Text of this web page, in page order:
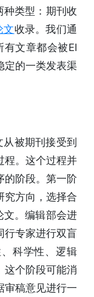
种类型：期刊收
文收录。我们通
有文章都会被EI
定的一类发表渠
从被期刊接受到
程。这个过程并
的阶段。第一阶
究方向，选择合
文。编辑部会进
行专家进行双盲
科学性、逻辑
这个阶段可能消
审稿意见进行一